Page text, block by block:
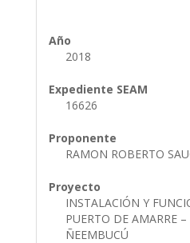
Año
2018
Expediente SEAM
16626
Proponente
RAMON ROBERTO
Proyecto
INSTALACIÓN Y
PUERTO DE AMARRE
ÑEEMBUCÚ